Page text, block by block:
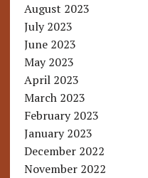
August 2023
July 2023
June 2023
May 2023
April 2023
March 2023
February 2023
January 2023
December 2022
November 2022